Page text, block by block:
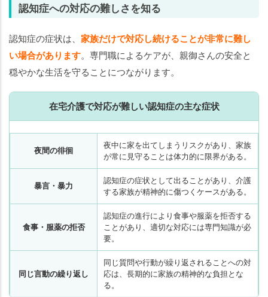
認知症への対応の難しさを知る
認知症の症状は、 家族だけで対応し続けることが非常に難し
い場合があります。専門職によるケアが、親御さんの安全と
穏やかな生活を守ることにつながります。
在宅介護で対応が難しい認知症の主な症状
夜間の徘徊
夜中に家を出てしまうリスクがあり、家族
が常に見守ることは体力的に限界がある。
暴言・暴力
認知症の症状として出ることがあり、介護
する家族が精神的に傷つくケースがある。
食事・服薬の拒否
認知症の進行により食事や服薬を拒否する
ことがあり、適切な対応には専門知識が必
要。
同じ言動の繰り返し
同じ質問や行動が繰り返されることへの対
応は、長期的に家族の精神的な負担とな
る。